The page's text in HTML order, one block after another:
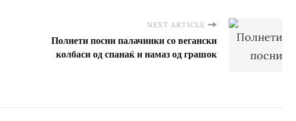
NEXT ARTICLE
Полнети посни палачинки со вегански
колбаси од спанаќ и намаз од грашок